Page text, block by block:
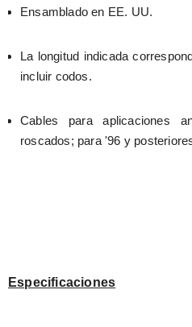
Ensamblado en EE. UU.
La longitud indicada
incluir codos.
Cables para aplicaciones
roscados; para '96 y
Especificaciones